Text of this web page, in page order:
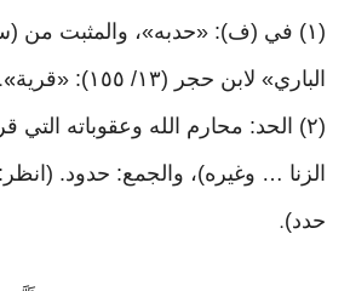
(١) في (ف): «حدبه»، والمثبت من
الباري» لابن حجر (١٣/ ١٥٥): «قرية
».
(٢) الحد: محارم الله وعقوباته التي
الزنا … وغيره)، والجمع: حدود. (انظر:
حدد).